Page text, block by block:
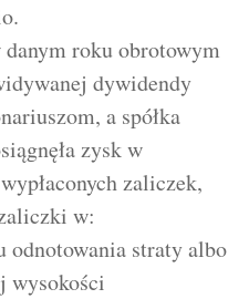
roku obrotowym
dywidendy
a spółka
zysk w
zaliczek,
w:
odnotowania straty albo
wysokości